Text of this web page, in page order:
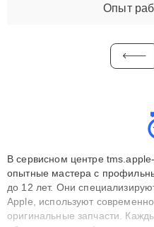
Опыт
В сервисном центре
опытные мастера с
до 12 лет. Они
Apple, используют
оригинальные запчасти.